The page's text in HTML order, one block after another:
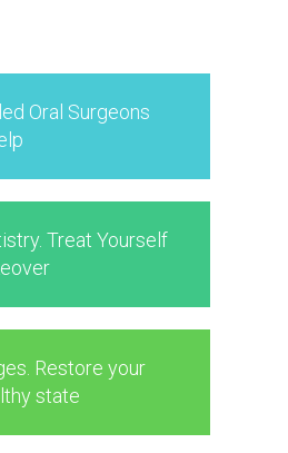
Oral Surgeons
Treat Yourself
Restore your
state